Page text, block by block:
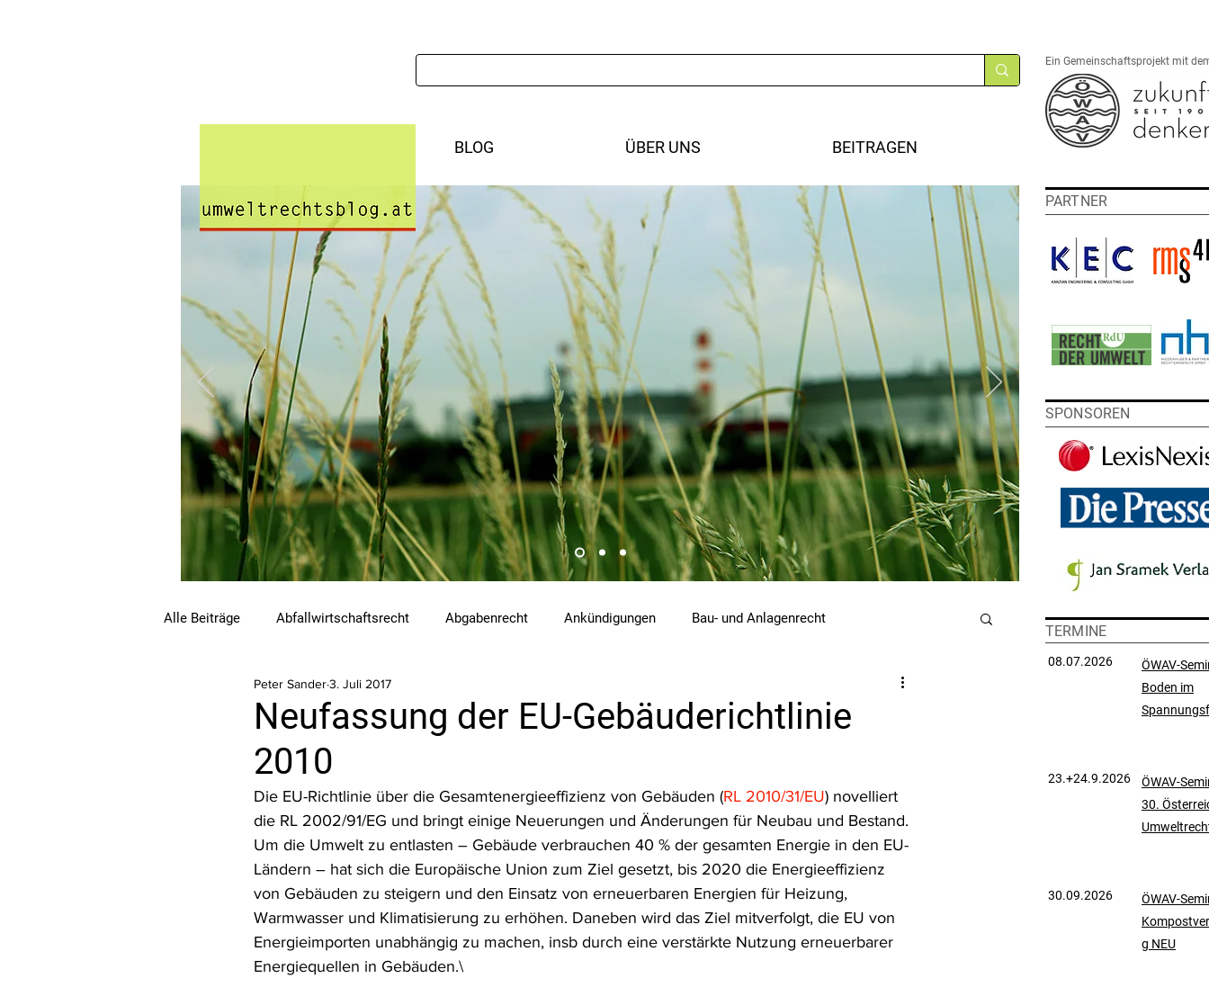
BLOG ÜBER UNS BEITRAGEN
Ein Gemeinschaftsprojekt mit
Alle Beiträge Abfallwirtschaftsrecht Abgabenrecht Ankündigungen Bau- und Anlagenrecht
Beihilfen und Förderungen
Luftreinhalterecht
Tierschutzrecht
Vergaberecht Verpackungsrecht Völkerrecht
RDU Umwelt-Ausgabe
Neufassung der EU-Gebäuderichtlinie
2010
Peter Sander3. Juli 2017
Die EU-Richtlinie über die Gesamtenergieeffizienz von Gebäuden (RL 2010/31/EU) novelliert
die RL 2002/91/EG und bringt einige Neuerungen und Änderungen für Neubau und Bestand.
Um die Umwelt zu entlasten – Gebäude verbrauchen 40 % der gesamten Energie in den EU-
Ländern – hat sich die Europäische Union zum Ziel gesetzt, bis 2020 die Energieeffizienz
von Gebäuden zu steigern und den Einsatz von erneuerbaren Energien für Heizung,
Warmwasser und Klimatisierung zu erhöhen. Daneben wird das Ziel mitverfolgt, die EU von
Energieimporten unabhängig zu machen, insb durch eine verstärkte Nutzung erneuerbarer
Energiequellen in Gebäuden.\
08.07.2026
ÖWAV-
Boden im
23.+24.9.2026
ÖWAV-
30.
30.09.2026
ÖWAV-
g NEU
PARTNER
TERMINE
SPONSOREN